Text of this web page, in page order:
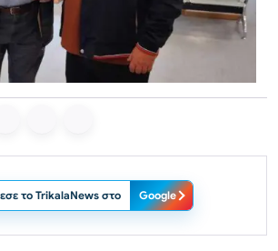
το TrikalaNews στο Google